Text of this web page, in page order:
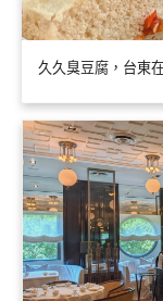
久久臭豆腐，台東